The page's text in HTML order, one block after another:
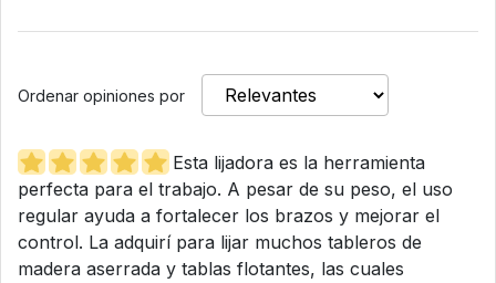
Ordenar opiniones por
Esta lijadora es la herramienta
perfecta para el trabajo. A pesar de su peso, el uso
regular ayuda a fortalecer los brazos y mejorar el
control. La adquirí para lijar muchos tableros de
madera aserrada y tablas flotantes, las cuales